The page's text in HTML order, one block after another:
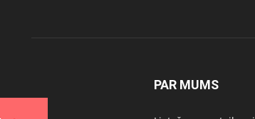
PAR MUMS